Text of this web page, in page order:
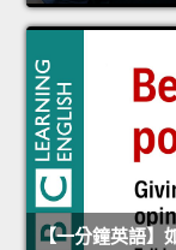
【一分鐘英語】